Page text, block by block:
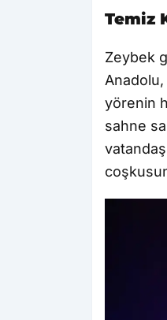
Temiz
Zeybek
yörenin
sahne